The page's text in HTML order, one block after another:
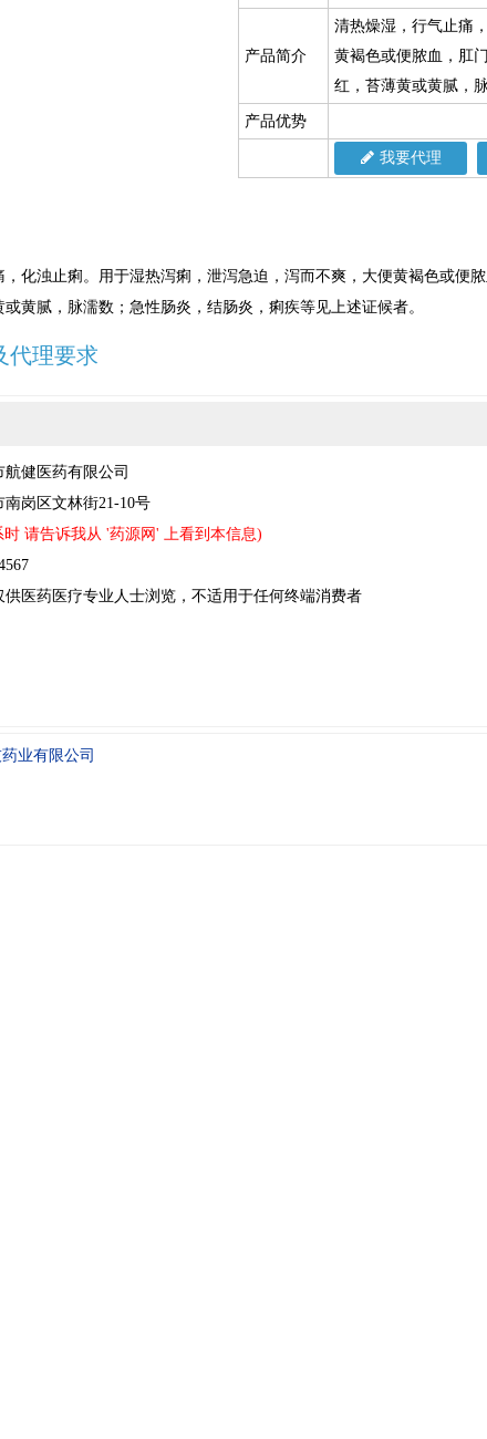
产品简介
清热燥湿，行气止痛
黄褐色或便脓血，肛
红，苔薄黄或黄腻，
产品优势
我要代理
化浊止痢。用于湿热泻痢，泄泻急迫，泻而不爽，大便黄褐色或便
黄腻，脉濡数；急性肠炎，结肠炎，痢疾等见上述证候者。
代理要求
健医药有限公司
岗区文林街21-10号
时 请告诉我从 '药源网' 上看到本信息)
医药医疗专业人士浏览，不适用于任何终端消费者